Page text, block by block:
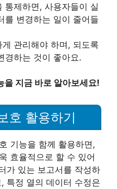
통제하면, 사용자들이 실
를 변경하는 일이 줄어들
관리해야 하며, 되도록
경하는 것이 좋아요.
을 지금 바로 알아보세요!
호 활용하기
기능을 함께 활용하면,
효율적으로 할 수 있어
가 있는 보고서를 작성하
특정 열의 데이터 수정은